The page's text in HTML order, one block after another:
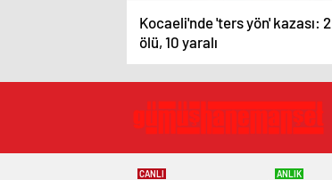
Kocaeli'nde 'ters yön' kazası: 2
ölü, 10 yaralı
CANLI ANLIK